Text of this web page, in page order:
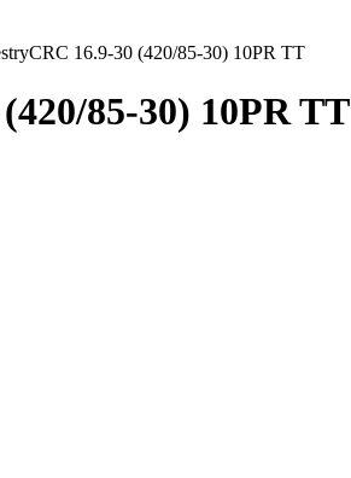
16.9-30 (420/85-30) 10PR TT
85-30) 10PR TT